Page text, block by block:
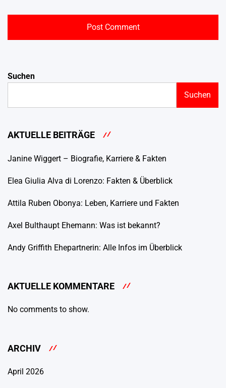
Suchen
Suchen
AKTUELLE BEITRÄGE
Janine Wiggert – Biografie, Karriere & Fakten
Elea Giulia Alva di Lorenzo: Fakten & Überblick
Attila Ruben Obonya: Leben, Karriere und Fakten
Axel Bulthaupt Ehemann: Was ist bekannt?
Andy Griffith Ehepartnerin: Alle Infos im Überblick
AKTUELLE KOMMENTARE
No comments to show.
ARCHIV
April 2026